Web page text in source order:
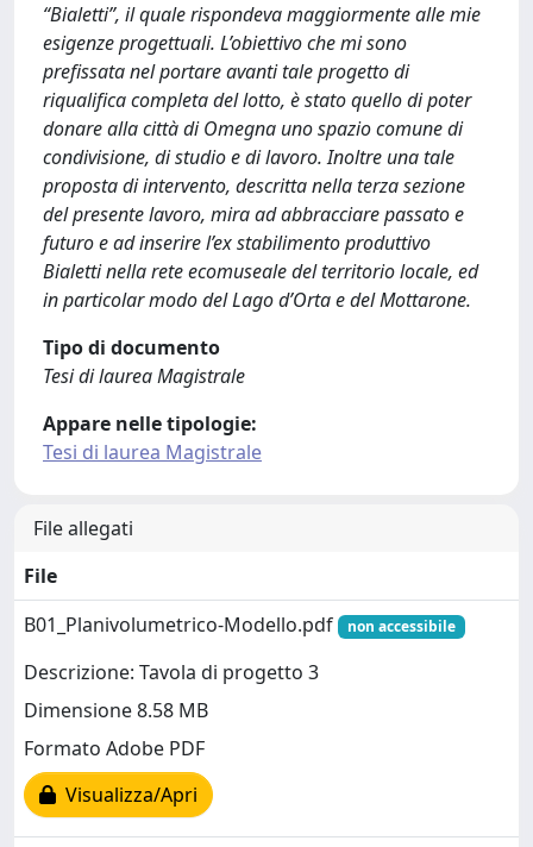
“Bialetti”, il quale rispondeva maggiormente alle mie
esigenze progettuali. L’obiettivo che mi sono
prefissata nel portare avanti tale progetto di
riqualifica completa del lotto, è stato quello di poter
donare alla città di Omegna uno spazio comune di
condivisione, di studio e di lavoro. Inoltre una tale
proposta di intervento, descritta nella terza sezione
del presente lavoro, mira ad abbracciare passato e
futuro e ad inserire l’ex stabilimento produttivo
Bialetti nella rete ecomuseale del territorio locale, ed
in particolar modo del Lago d’Orta e del Mottarone.
Tipo di documento
Tesi di laurea Magistrale
Appare nelle tipologie:
Tesi di laurea Magistrale
File allegati
File
B01_Planivolumetrico-Modello.pdf
non accessibile
Descrizione: Tavola di progetto 3
Dimensione 8.58 MB
Formato Adobe PDF
Visualizza/Apri